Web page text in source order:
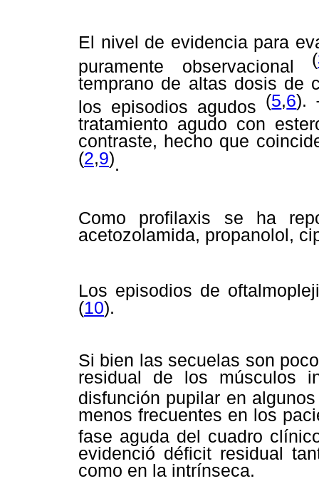
El nivel de evidencia para
puramente observacional (
temprano de altas dosis de
los episodios agudos (5,6).
tratamiento agudo con
contraste, hecho que
(2,9).
Como profilaxis se ha
acetozolamida, propanolol,
Los episodios de
(10).
Si bien las secuelas son
residual de los músculos
disfunción pupilar en
menos frecuentes en los
fase aguda del cuadro
evidenció déficit residual
como en la intrínseca.